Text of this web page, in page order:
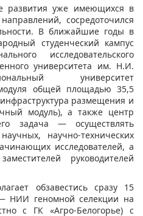
развития уже имеющихся в
сосредоточился
В ближайшие годы в
студенческий кампус
исследовательского
университета им. Н.И.
университет
общей площадью 35,5
размещения и
модуль), а также центр
задача — осуществлять
научно-технических
исследователей, а
руководителей
обзавестись сразу 15
НИИ геномной селекции на
с ГК «Агро-Белогорье) с